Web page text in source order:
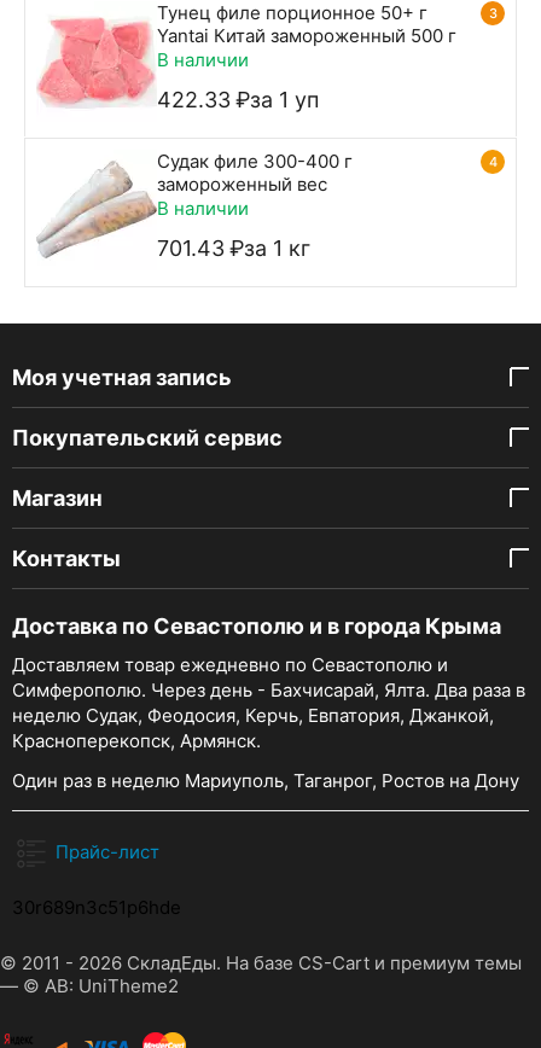
3
Тунец филе порционное 50+ г
Yantai Китай замороженный 500 г
В наличии
422.33 ₽за 1 уп
4
Судак филе 300-400 г
замороженный вес
В наличии
701.43 ₽за 1 кг
Моя учетная запись
Покупательский сервис
Магазин
Контакты
Доставка по Севастополю и в города Крыма
Доставляем товар ежедневно по Севастополю и
Симферополю. Через день - Бахчисарай, Ялта. Два раза в
неделю Судак, Феодосия, Керчь, Евпатория, Джанкой,
Красноперекопск, Армянск.
Один раз в неделю Мариуполь, Таганрог, Ростов на Дону
Прайс-лист
30r689n3c51p6hde
© 2011 - 2026 СкладЕды. На базе CS-Cart и премиум темы
— © AB: UniTheme2